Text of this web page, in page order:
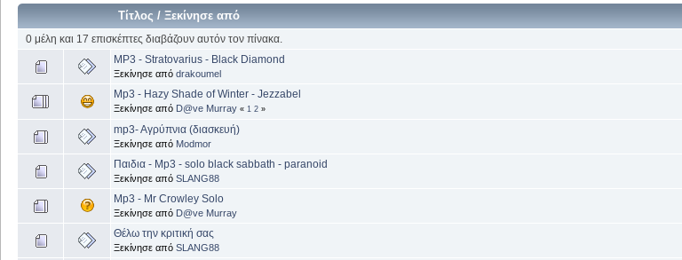
Τίτλος /Ξεκίνησε από
0 μέλη και 17 επισκέπτες διαβάζουν αυτόν τον πίνακα.
MP3 - Stratovarius - Black Diamond
Ξεκίνησε από drakoumel
Mp3 - Hazy Shade of Winter - Jezzabel
Ξεκίνησε από D@ve Murray « 1 2 »
mp3- Aγρύπνια (διασκευή)
Ξεκίνησε από Modmor
Παιδια - Mp3 - solo black sabbath - paranoid
Ξεκίνησε από SLANG88
Mp3 - Mr Crowley Solo
Ξεκίνησε από D@ve Murray
Θέλω την κριτική σας
Ξεκίνησε από SLANG88